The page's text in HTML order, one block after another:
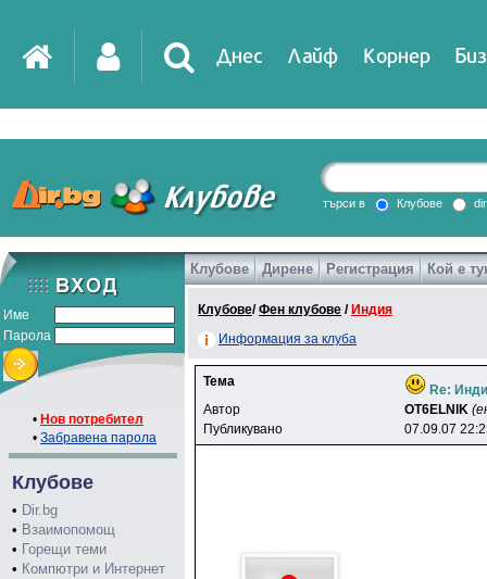
Днес Лайф Корнер
DirTV Impressio
Games
търси в Клубове
Име
Парола
• Нов потребител
• Забравена парола
Клубове
• Dir.bg
• Взаимопомощ
• Горещи теми
• Компютри и Интернет
Клубове Дирене Регистрация Кой е
Клубове/Фен клубове / Индия
Информация за клуба
Тема
Re:
Автор
OT6ELNlK
Публикувано
07.09.07